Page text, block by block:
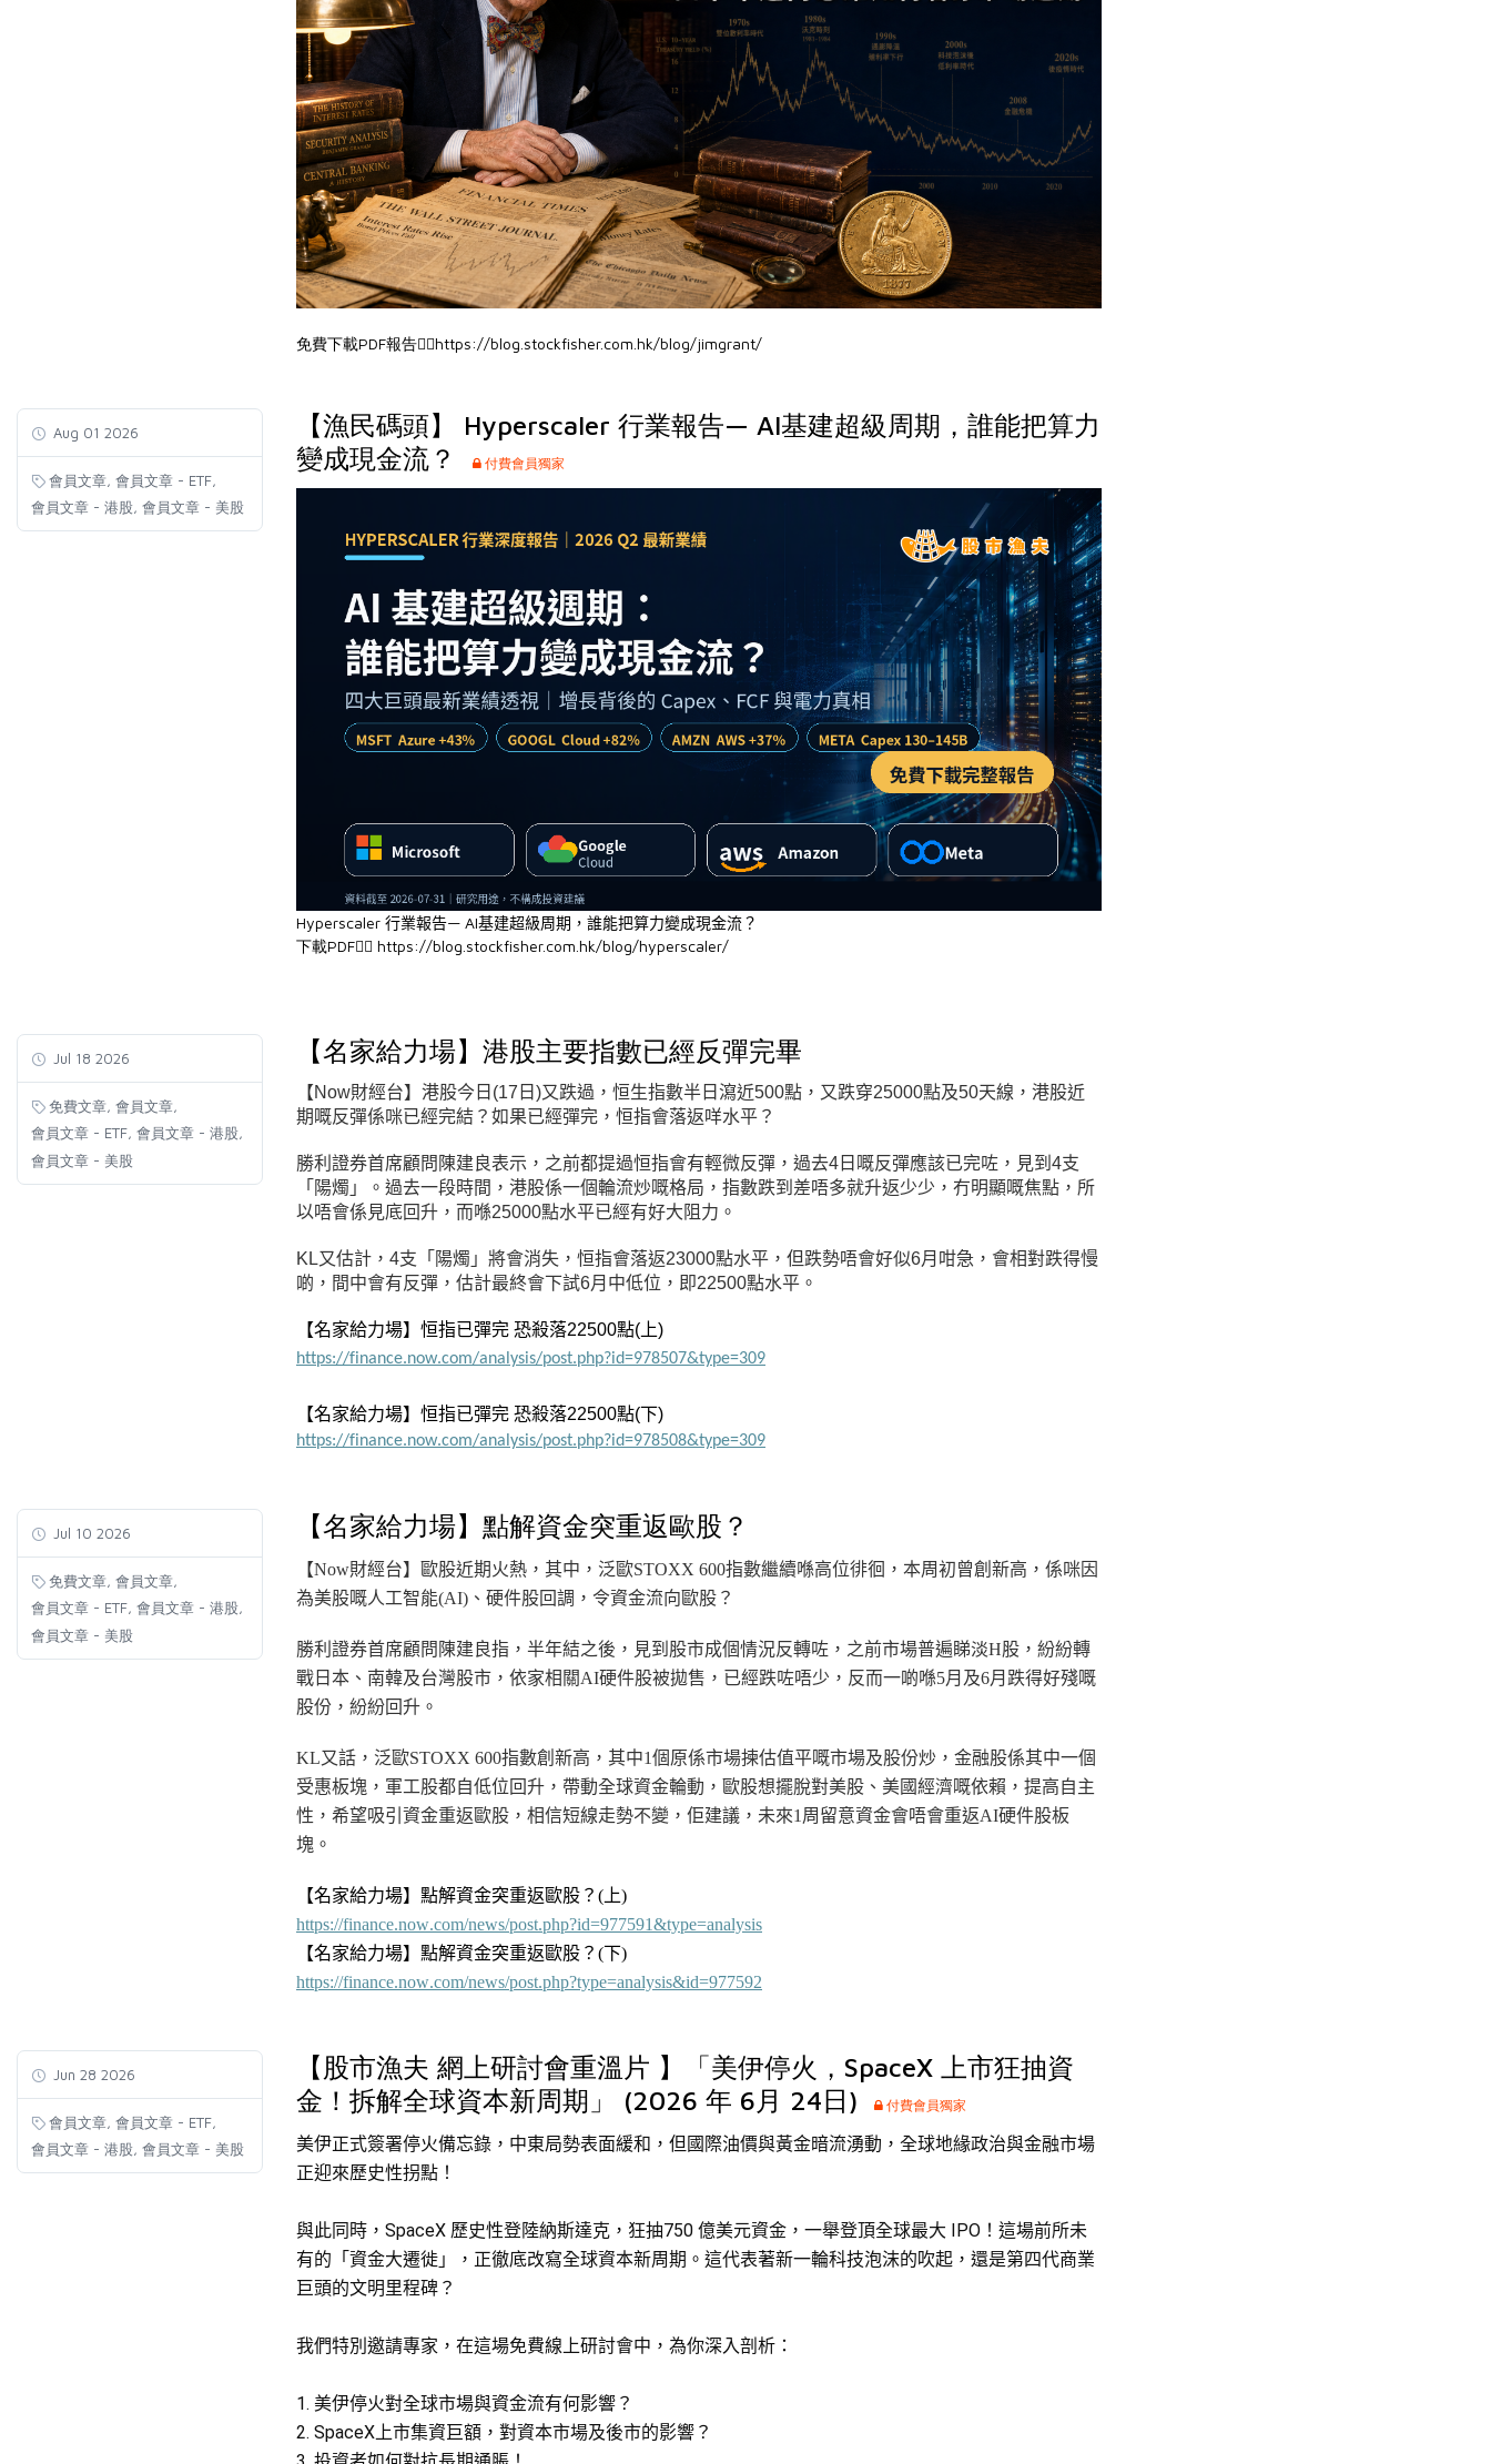
免費下載PDF報告👉🏻https://blog.stockfisher.com.hk/blog/jimgrant/
Aug 01 2026
會員文章 會員文章 - ETF
會員文章 - 港股 會員文章 - 美股
【漁民碼頭】 Hyperscaler 行業報告— AI基建超級周期，誰能把算力
變成現金流？
付費會員獨家
Hyperscaler 行業報告— AI基建超級周期，誰能把算力變成現金流？
下載PDF👉🏻 https://blog.stockfisher.com.hk/blog/hyperscaler/
Jul 18 2026
免費文章 會員文章
會員文章 - ETF, 會員文章 - 港股,
會員文章 - 美股
【名家給力場】港股主要指數已經反彈完畢
【Now財經台】港股今日 (17日 )又跌過，恒生指數半日瀉近500點，又跌穿25000點及50天線，港股近
期嘅反彈係咪已經完結？如果已經彈完，恒指會落返咩水平？
勝利證券首席顧問陳建良表示，之前都提過恒指會有輕微反彈，過去4日嘅反彈應該已完咗，見到4支
「陽燭」。過去一段時間，港股係一個輪流炒嘅格局，指數跌到差唔多就升返少少，冇明顯嘅焦點，所
以唔會係見底回升，而喺25000點水平已經有好大阻力。
KL又估計，4支「陽燭」將會消失，恒指會落返23000點水平，但跌勢唔會好似6月咁急，會相對跌得慢
啲，間中會有反彈，估計最終會下試6月中低位，即22500點水平。
【名家給力場】恒指已彈完 恐殺落22500點(上)
https://finance.now.com/analysis/post.php?id=978507&type=309
【名家給力場】恒指已彈完 恐殺落22500點(下)
https://finance.now.com/analysis/post.php?id=978508&type=309
Jul 10 2026
免費文章 會員文章
會員文章 - ETF, 會員文章 - 港股,
會員文章 - 美股
【名家給力場】點解資金突重返歐股？
【Now財經台】歐股近期火熱，其中，泛歐STOXX 600指數繼續喺高位徘徊， 本周初曾創新高，係咪因
為美股嘅人工智能(AI)、 硬件股回調，令資金流向歐股？
勝利證券首席顧問陳建良指，半年結之後，見到股市成個情況反轉咗，之前市場普遍睇淡H股，紛紛轉
戰日本、南韓及台灣股市，依家相關AI硬件股被拋售，已經跌咗唔少，反而一啲喺5月及6月跌得好殘嘅
股份，紛紛回升。
KL又話，泛歐STOXX 600指數創新高，其中1個原係市場揀估值平嘅市場及股份炒，金融股係其中一個
受惠板塊，軍工股都自低位回升，帶動全球資金輪動，歐股想擺脫對美股、美國經濟嘅依賴，提高自主
性，希望吸引資金重返歐股，相信短線走勢不變，佢建議，未來1周留意資金會唔會重返AI硬件股板
塊。
【名家給力場】點解資金突重返歐股？ (上)
https://finance.now.com/news/post.php?id=977591&type=analysis
【名家給力場】點解資金突重返歐股？(下)
https://finance.now.com/news/post.php?type=analysis&id=977592
Jun 28 2026
會員文章 會員文章 - ETF
會員文章 - 港股, 會員文章 - 美股
【股市漁夫 網上研討會重溫片 】「美伊停火，SpaceX 上市狂抽資
金！拆解全球資本新周期」 (2026 年 6月 24日)
付費會員獨家
美伊正式簽署停火備忘錄，中東局勢表面緩和，但國際油價與黃金暗流湧動，全球地緣政治與金融市場
正迎來歷史性拐點！
與此同時，SpaceX 歷史性登陸納斯達克，狂抽750 億美元資金，一舉登頂全球最大 IPO！這場前所未
有的「資金大遷徙」，正徹底改寫全球資本新周期。這代表著新一輪科技泡沫的吹起，還是第四代商業
巨頭的文明里程碑？
我們特別邀請專家，在這場免費線上研討會中，為你深入剖析：
1.⁠ ⁠美伊停火對全球市場與資金流有何影響？
2.⁠ ⁠SpaceX上市集資巨額，對資本市場及後市的影響？